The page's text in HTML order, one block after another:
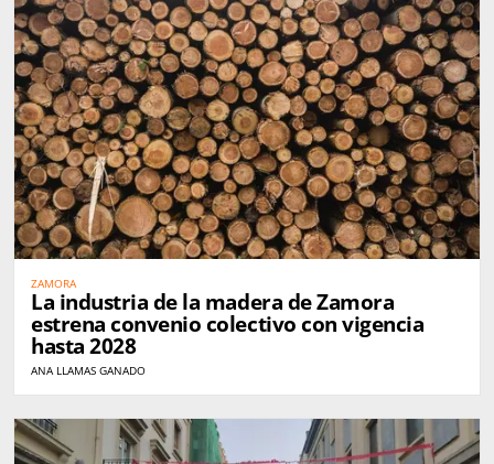
ZAMORA
La industria de la madera de Zamora
estrena convenio colectivo con vigencia
hasta 2028
ANA LLAMAS GANADO